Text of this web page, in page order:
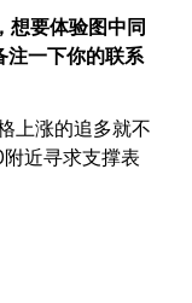
想要体验图中 同
注一下你的联系
上涨的追多就不
近寻求支撑表